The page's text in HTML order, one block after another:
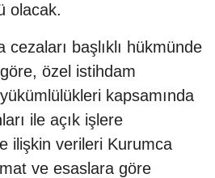
olacak.
başlıklı hükmünde
özel istihdam
kapsamında
ile açık işlere
ilişkin verileri Kurumca
ve esaslara göre